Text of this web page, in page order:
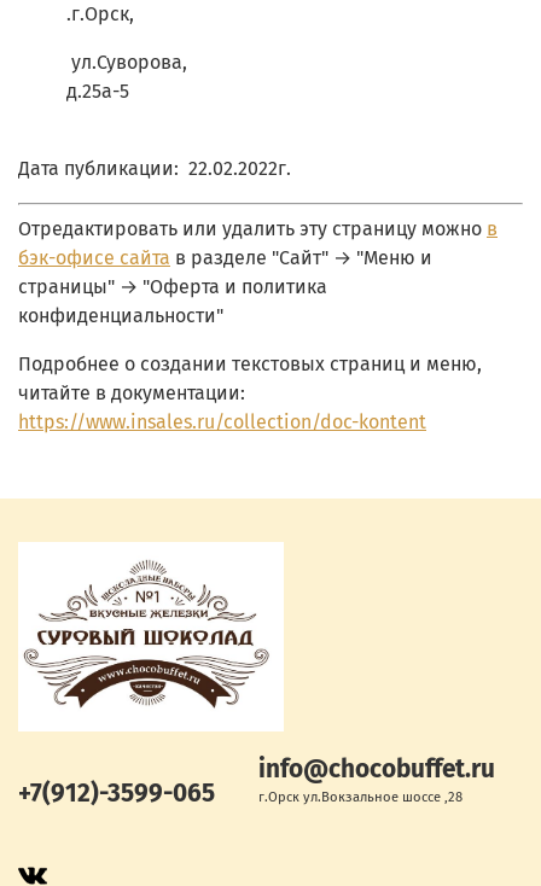
.г.Орск,
ул.Суворова,
д.25а-5
Дата публикации: 22.02.2022г.
Отредактировать или удалить эту страницу можно в
бэк-офисе сайта в разделе "Сайт" → "Меню и
страницы" → "Оферта и политика
конфиденциальности"
Подробнее о создании текстовых страниц и меню,
читайте в документации:
https://www.insales.ru/collection/doc-kontent
+7(912)-3599-065
info@chocobuffet.ru
г.Орск ул.Вокзальное шоссе ,28